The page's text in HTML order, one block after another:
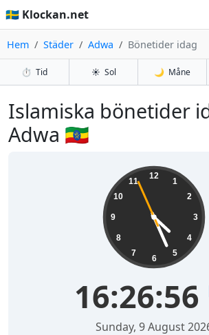
🇸🇪 Klockan.net
Hem Städer Adwa Bönetider idag
⏱️ Tid ☀️ Sol 🌙 Måne
Islamiska bönetider
Adwa 🇪🇹
12
1
2
3
4
5
6
7
8
9
10
11
16:26:56
Sunday, 9 August